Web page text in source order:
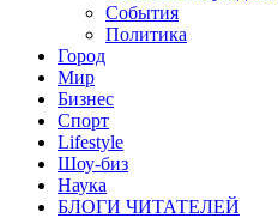
События
Политика
Город
Мир
Бизнес
Спорт
Lifestyle
Шоу-биз
Наука
БЛОГИ ЧИТАТЕЛЕЙ